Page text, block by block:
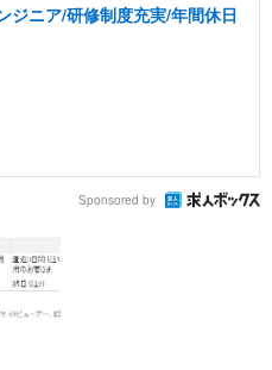
ジニア/研修制度充実/年間休日
Sponsored by